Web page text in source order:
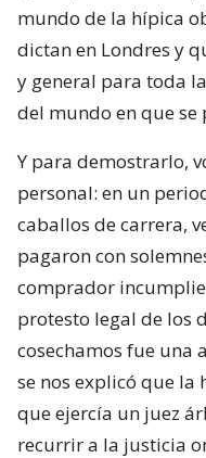
mundo de la hípica
dictan en Londres y
y general para toda
del mundo en que se
Y para demostrarlo,
personal: en un
caballos de carrera,
pagaron con
comprador
protesto legal de los
cosechamos fue una
se nos explicó que
que ejercía un juez
recurrir a la justicia